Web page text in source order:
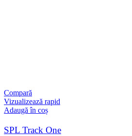
Compară
Vizualizează rapid
Adaugă în coș
SPL Track One